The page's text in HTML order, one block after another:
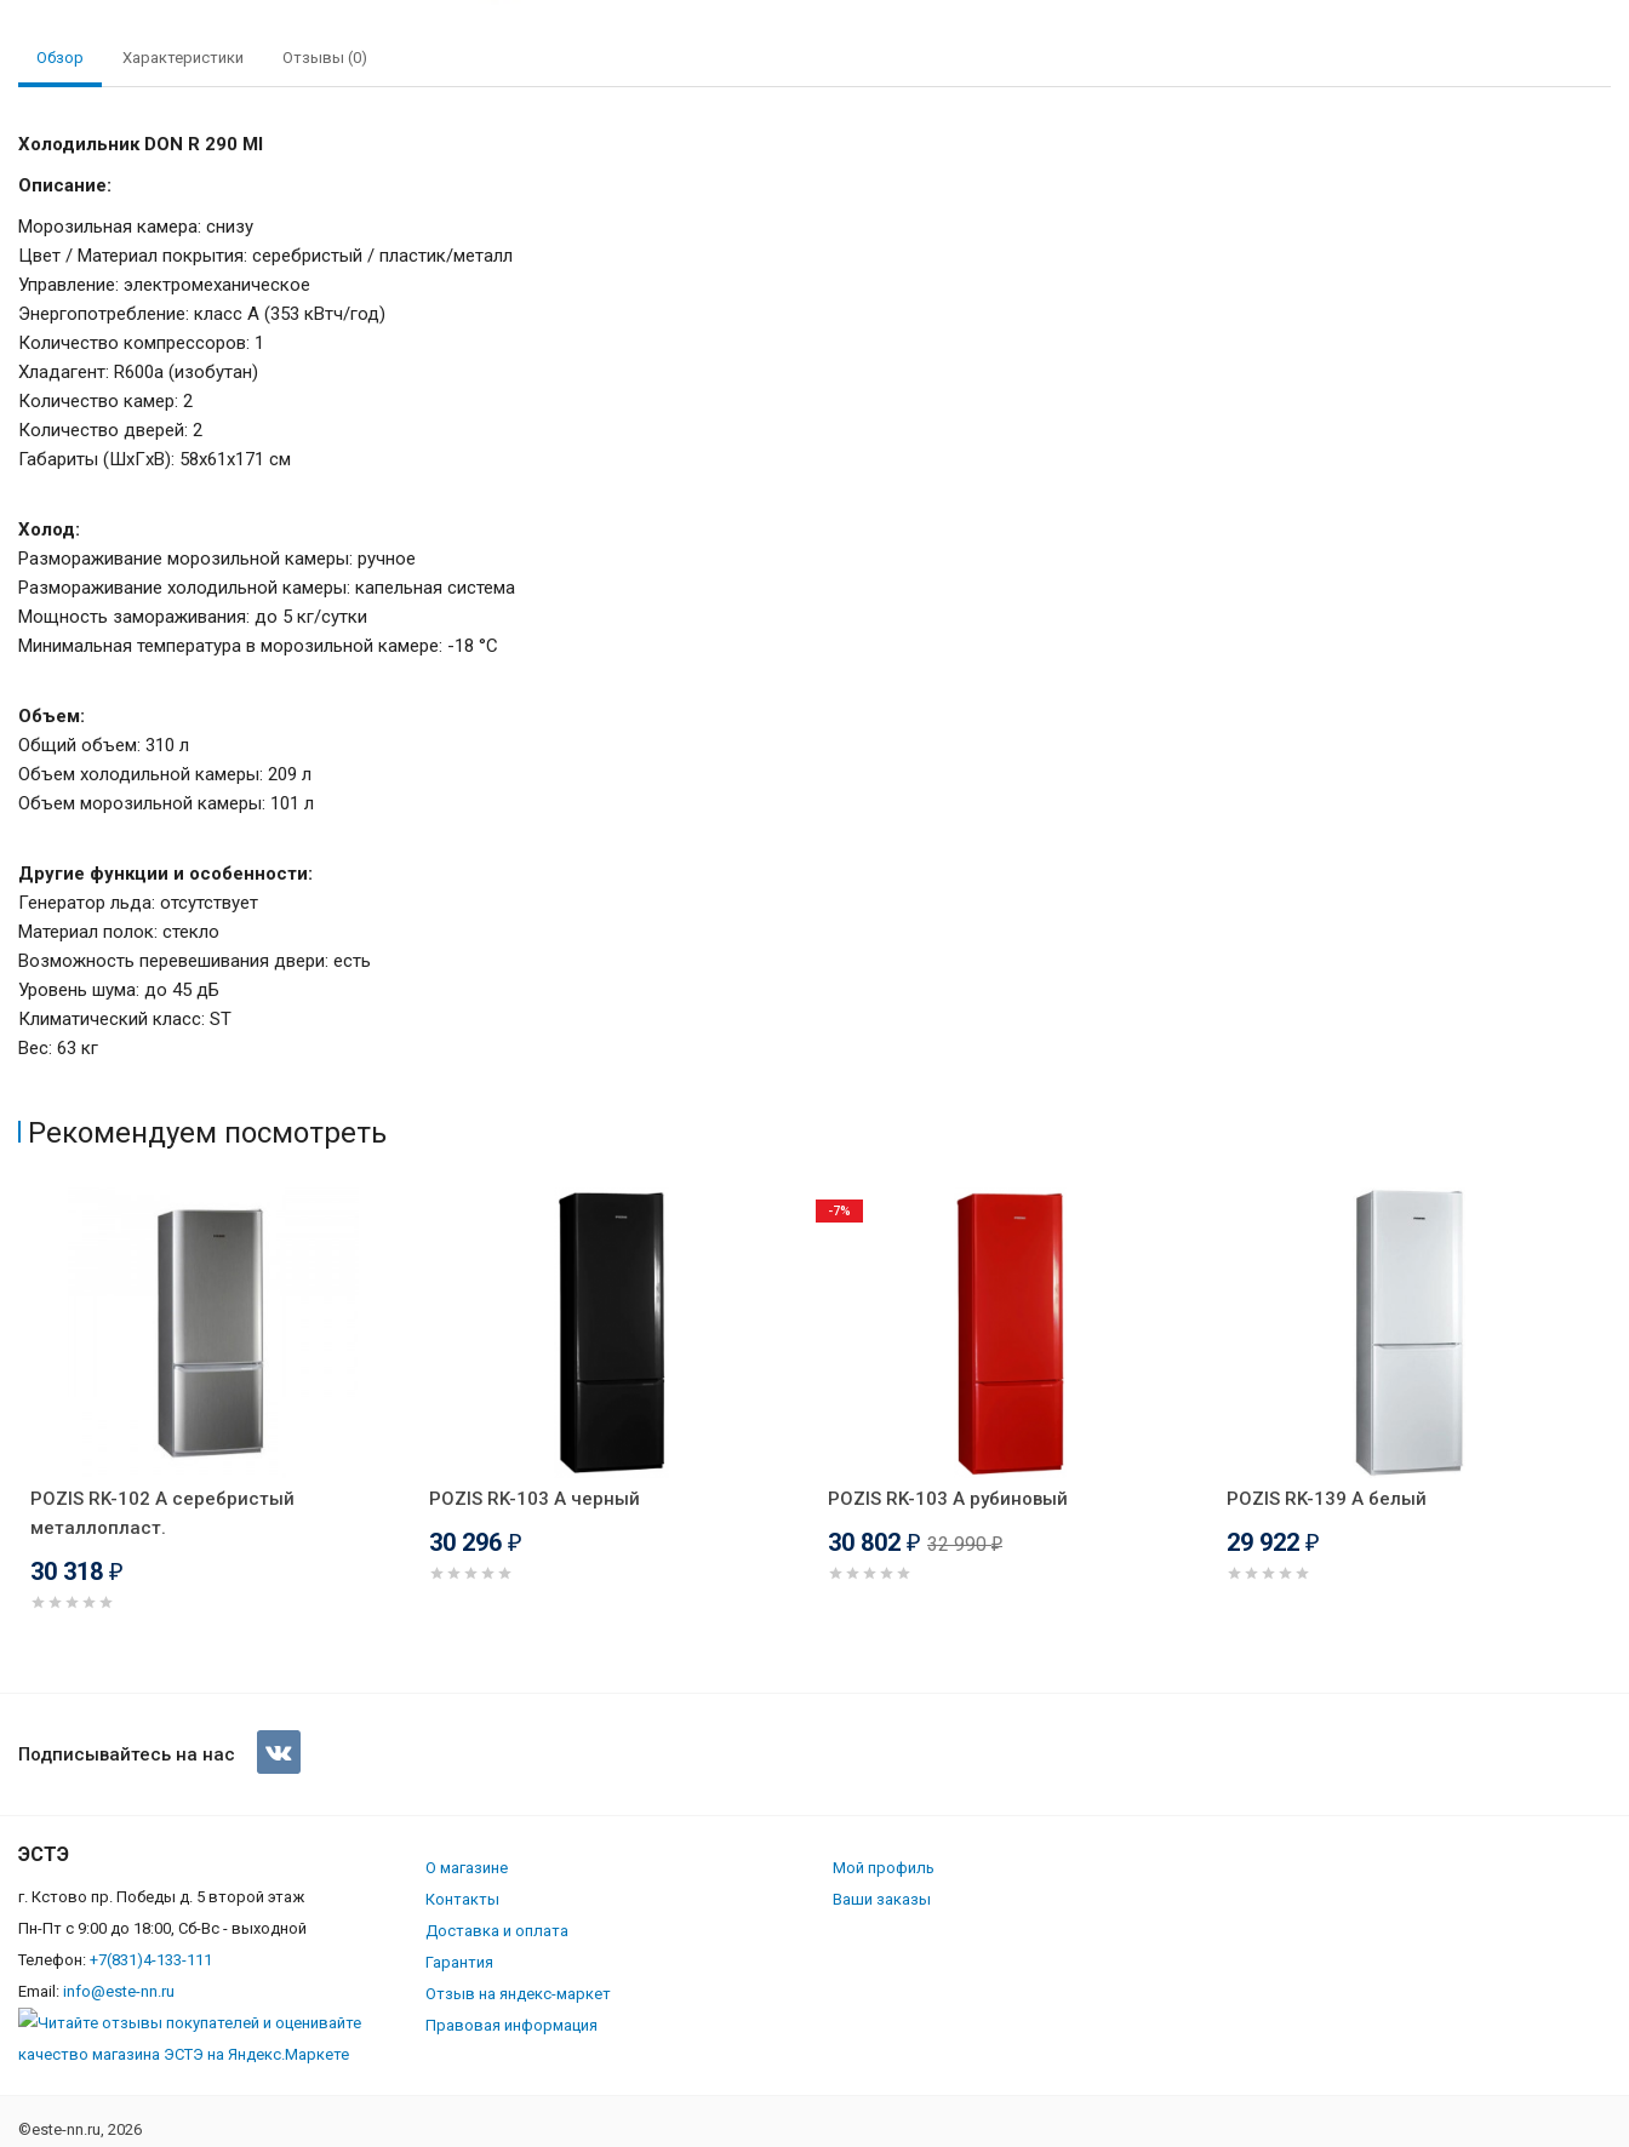
Обзор Характеристики Отзывы (0)
Холодильник DON R 290 MI
Описание:
Морозильная камера: снизу
Цвет / Материал покрытия: серебристый / пластик/металл
Управление: электромеханическое
Энергопотребление: класс A (353 кВтч/год)
Количество компрессоров: 1
Хладагент: R600a (изобутан)
Количество камер: 2
Количество дверей: 2
Габариты (ШxГxВ): 58x61x171 см
Холод:
Размораживание морозильной камеры: ручное
Размораживание холодильной камеры: капельная система
Мощность замораживания: до 5 кг/cутки
Минимальная температура в морозильной камере: -18 °C
Объем:
Общий объем: 310 л
Объем холодильной камеры: 209 л
Объем морозильной камеры: 101 л
Другие функции и особенности:
Генератор льда: отсутствует
Материал полок: стекло
Возможность перевешивания двери: есть
Уровень шума: до 45 дБ
Климатический класс: ST
Вес: 63 кг
Рекомендуем посмотреть
POZIS RK-102 А серебристый
металлопласт.
30 318 ₽
POZIS RK-103 А черный
30 296 ₽
POZIS RK-103 А рубиновый
30 802 ₽ 32 990₽
-7%
POZIS RK-139 А белый
29 922 ₽
Холодильник DON R 290 MI
Подписывайтесь на нас
ЭСТЭ
г. Кстово пр. Победы д. 5 второй этаж
Пн-Пт с 9:00 до 18:00, Сб-Вс - выходной
Телефон: +7(831)4-133-111
Email: info@este-nn.ru
О магазине
Контакты
Доставка и оплата
Гарантия
Отзыв на яндекс-маркет
Правовая информация
Мой профиль
Ваши заказы
©este-nn.ru, 2026